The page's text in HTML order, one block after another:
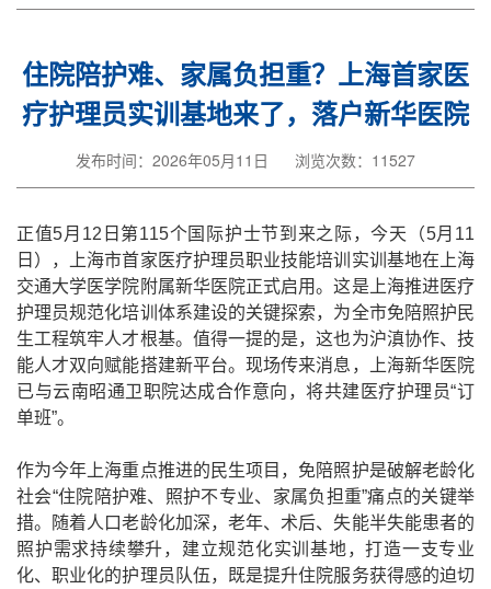
住院陪护难、家属负担重？上海首家医
疗护理员实训基地来了，落户新华医院
发布时间：2026年05月11日 浏览次数：11527
正值5月 12 日第115个国际护士节到来之际，今天（5月 11
日），上海市首家医疗护理员职业技能培训实训基地在上海
交通大学医学院附属新华医院正式启用。这是上海推进医疗
护理员规范化培训体系建设的关键探索，为全市免陪照护民
生工程筑牢人才根基。值得一提的是，这也为沪滇协作、技
能人才双向赋能搭建新平台。现场传来消息，上海新华医院
已与云南昭通卫职院达成合作意向，将共建医疗护理员“订
单班”。
作为今年上海重点推进的民生项目，免陪照护是破解老龄化
社会“住院陪护难、照护不专业、家属负担重”痛点的关键举
措。随着人口老龄化加深，老年、术后、失能半失能患者的
照护需求持续攀升，建立规范化实训基地，打造一支专业
化、职业化的护理员队伍，既是提升住院服务获得感的迫切